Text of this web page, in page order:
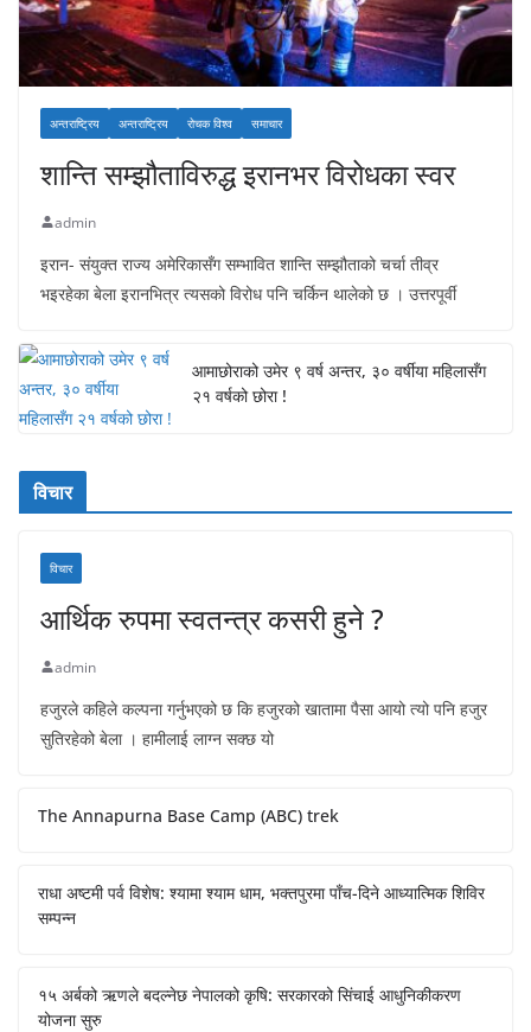
अन्तराष्ट्रिय अन्तराष्ट्रिय रोचक विश्व समाचार
शान्ति सम्झौताविरुद्ध इरानभर विरोधका स्वर
admin
इरान- संयुक्त राज्य अमेरिकासँग सम्भावित शान्ति सम्झौताको चर्चा तीव्र
भइरहेका बेला इरानभित्र त्यसको विरोध पनि चर्किन थालेको छ । उत्तरपूर्वी
आमाछोराको उमेर ९ वर्ष अन्तर, ३० वर्षीया महिलासँग
२१ वर्षको छोरा !
विचार
विचार
आर्थिक रुपमा स्वतन्त्र कसरी हुने ?
admin
हजुरले कहिले कल्पना गर्नुभएको छ कि हजुरको खातामा पैसा आयो त्यो पनि हजुर
सुतिरहेको बेला । हामीलाई लाग्न सक्छ यो
The Annapurna Base Camp (ABC) trek
राधा अष्टमी पर्व विशेष: श्यामा श्याम धाम, भक्तपुरमा पाँच-दिने आध्यात्मिक शिविर
सम्पन्न
१५ अर्बको ऋणले बदल्नेछ नेपालको कृषि: सरकारको सिंचाई आधुनिकीकरण
योजना सुरु